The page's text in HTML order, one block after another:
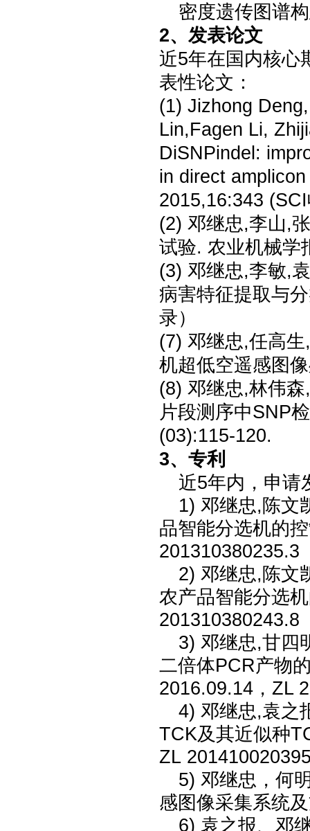
密度遗传图谱
2、 发表论文
近5年在国内核心
表性论文：
(1) Jizhong
Lin,Fagen Li,
DiSNPindel:
in direct
2015,16:343 (
(2) 邓继忠,李山,
试验. 农业机械学
(3) 邓继忠,李敏,
病害特征提取与
录）
(7) 邓继忠,任高
机超低空遥感图
(8) 邓继忠,林伟
片段测序中SNP
(03):115-120.
3、 专利
近5年内，申请
1) 邓继忠,陈文
品智能分选机的
201310380235.3
2) 邓继忠,陈文
农产品智能分选
201310380243.8
3) 邓继忠,甘四
二倍体PCR产物
2016.09.14，ZL
4) 邓继忠,袁之
TCK及其近似种
ZL
5) 邓继忠 ，何
感图像采集系统
6) 袁之报、邓